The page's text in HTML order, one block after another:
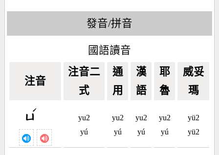
發音/拼音
國語讀音
注音
注音二
式
通
用
漢
語
耶
魯
威妥
瑪
ㄩ
ˊ
yu2
yú
yu2
yú
yu2
yú
yu2
yú
yü2
yü2